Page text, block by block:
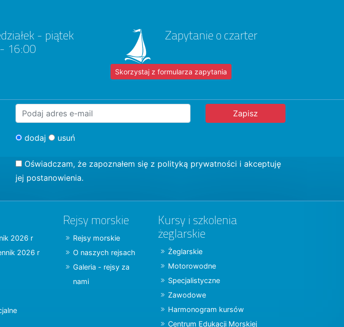
- piątek
16:00
Zapytanie o czarter
Skorzystaj z formularza zapytania
dodaj usuń
Oświadczam, że zapoznałem się z polityką prywatności i akceptuję
jej postanowienia.
2026 r
2026 r
Rejsy morskie
Rejsy morskie
O naszych rejsach
Galeria - rejsy za
nami
Kursy i szkolenia
żeglarskie
Żeglarskie
Motorowodne
Specjalistyczne
Zawodowe
Harmonogram kursów
Centrum Edukacji Morskiej